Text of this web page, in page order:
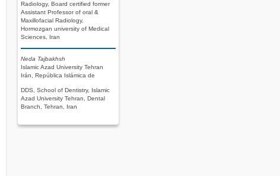
Radiology, Board certified former
Assistant Professor of oral &
Maxillofacial Radiology,
Hormozgan university of Medical
Sciences, Iran
Neda Tajbakhsh
Islamic Azad University Tehran
Irán, República Islámica de
DDS, School of Dentistry, Islamic
Azad University Tehran, Dental
Branch, Tehran, Iran